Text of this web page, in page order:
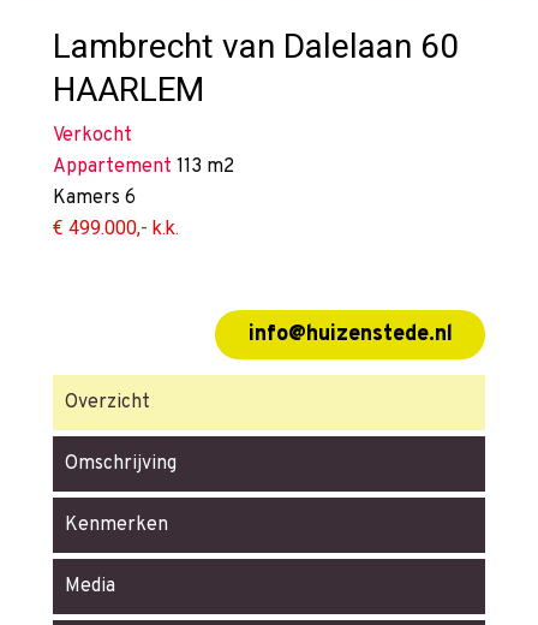
Lambrecht van Dalelaan 60
HAARLEM
Verkocht
Appartement 113 m2
Kamers 6
€ 499.000,- k.k.
info@huizenstede.nl
Overzicht
Omschrijving
Kenmerken
Media